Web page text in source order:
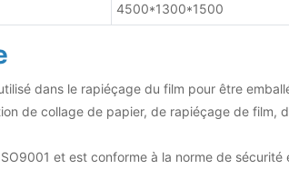
4500*1300*1500
dans le rapiéçage du film pour être
de collage de papier, de rapiéçage de
et est conforme à la norme de sécurité